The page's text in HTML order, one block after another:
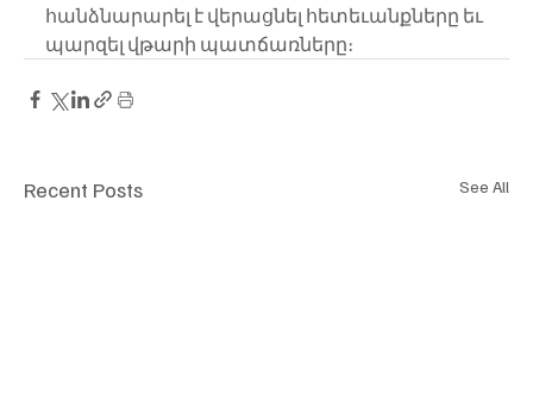
հանձնարարել է վերացնել հետեւանքները եւ
պարզել վթարի պատճառները։
Recent Posts See All